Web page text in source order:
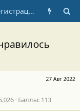
Регистрация
27 Авг 2022
Баллы 113